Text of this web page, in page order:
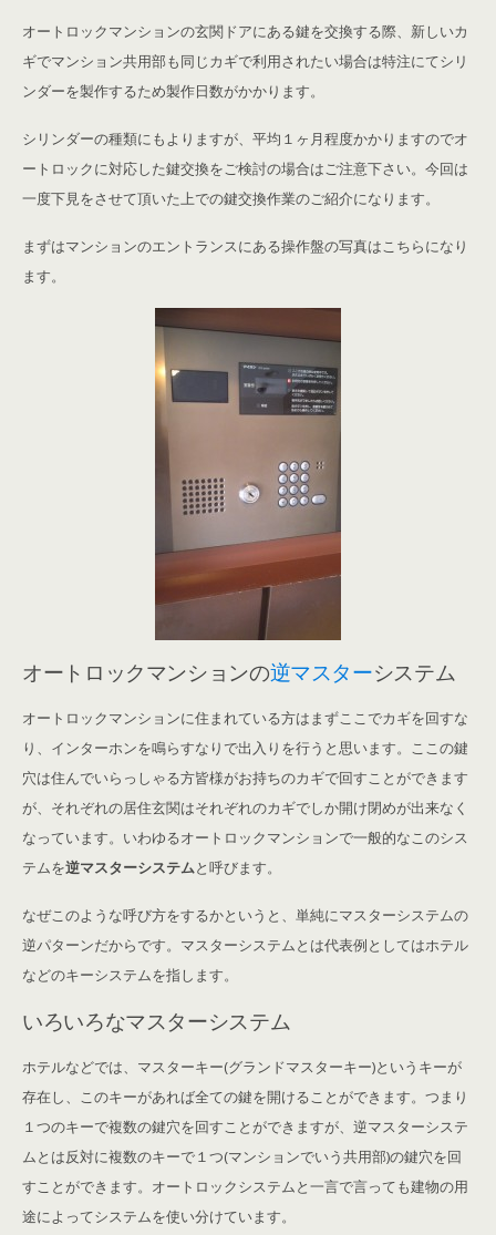
オートロックマンションの玄関ドアにある鍵を交換する際、新しいカ
ギでマンション共用部も同じカギで利用されたい場合は特注にてシリ
ンダーを製作するため製作日数がかかります。
シリンダーの種類にもよりますが、平均１ヶ月程度かかりますのでオ
ートロックに対応した鍵交換をご検討の場合はご注意下さい。今回は
一度下見をさせて頂いた上での鍵交換作業のご紹介になります。
まずはマンションのエントランスにある操作盤の写真はこちらになり
ます。
オートロックマンションの逆マスターシステム
オートロックマンションに住まれている方はまずここでカギを回すな
り、インターホンを鳴らすなりで出入りを行うと思います。ここの鍵
穴は住んでいらっしゃる方皆様がお持ちのカギで回すことができます
が、それぞれの居住玄関はそれぞれのカギでしか開け閉めが出来なく
なっています。いわゆるオートロックマンションで一般的なこのシス
テムを逆マスターシステムと呼びます。
なぜこのような呼び方をするかというと、単純にマスターシステムの
逆パターンだからです。マスターシステムとは代表例としてはホテル
などのキーシステムを指します。
いろいろなマスターシステム
ホテルなどでは、マスターキー(グランドマスターキー)というキーが
存在し、このキーがあれば全ての鍵を開けることができます。つまり
１つのキーで複数の鍵穴を回すことができますが、逆マスターシステ
ムとは反対に複数のキーで１つ(マンションでいう共用部)の鍵穴を回
すことができます。オートロックシステムと一言で言っても建物の用
途によってシステムを使い分けています。